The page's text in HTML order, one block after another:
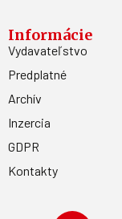
Informácie
Vydavateľstvo
Predplatné
Archív
Inzercia
GDPR
Kontakty